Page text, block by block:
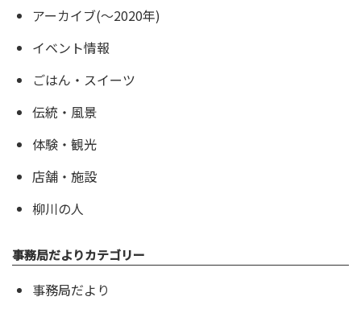
アーカイブ(〜2020年)
イベント情報
ごはん・スイーツ
伝統・風景
体験・観光
店舗・施設
柳川の人
事務局だよりカテゴリー
事務局だより